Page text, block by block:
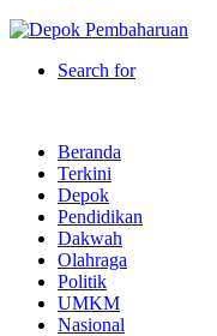
Search for
Beranda
Terkini
Depok
Pendidikan
Dakwah
Olahraga
Politik
UMKM
Nasional